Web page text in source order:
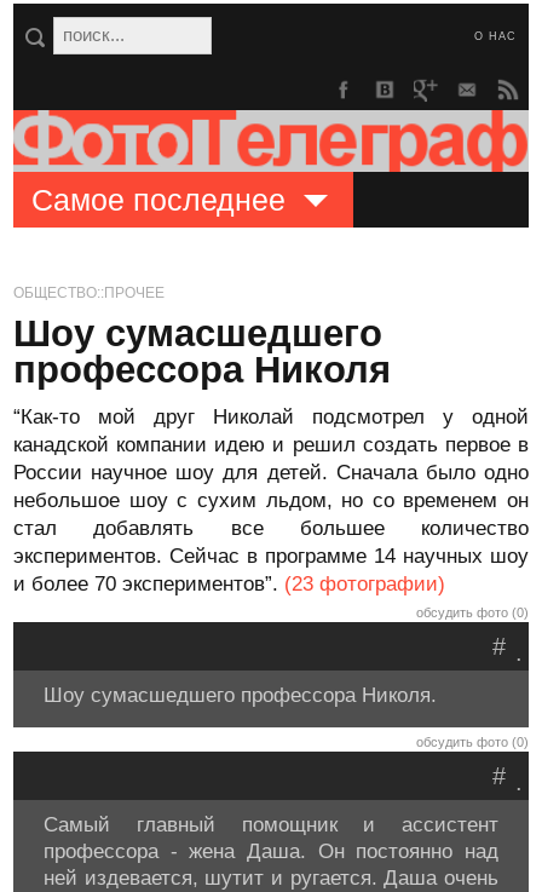
О НАС
Самое последнее
ОБЩЕСТВО::ПРОЧЕЕ
Шоу сумасшедшего
профессора Николя
“Как-то мой друг Николай подсмотрел у одной
канадской компании идею и решил создать первое в
России научное шоу для детей. Сначала было одно
небольшое шоу с сухим льдом, но со временем он
стал добавлять все большее количество
экспериментов. Сейчас в программе 14 научных шоу
и более 70 экспериментов”. (23 фотографии)
обсудить фото (0)
.
#
Шоу сумасшедшего профессора Николя.
обсудить фото (0)
.
#
Самый главный помощник и ассистент
профессора - жена Даша. Он постоянно над
ней издевается, шутит и ругается. Даша очень